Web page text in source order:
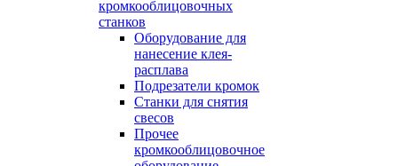
кромкооблицовочных
станков
Оборудование для
нанесение клея-
расплава
Подрезатели кромок
Станки для снятия
свесов
Прочее
кромкооблицовочное